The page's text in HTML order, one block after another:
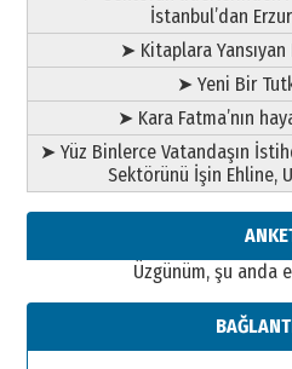
İstanbul’dan
➤ Kitaplara Yansıyan
➤ Yeni Bir
➤ Kara Fatma’nın
➤ Yüz Binlerce Vatandaşın
Sektörünü İşin Ehline,
Üzgünüm, şu anda